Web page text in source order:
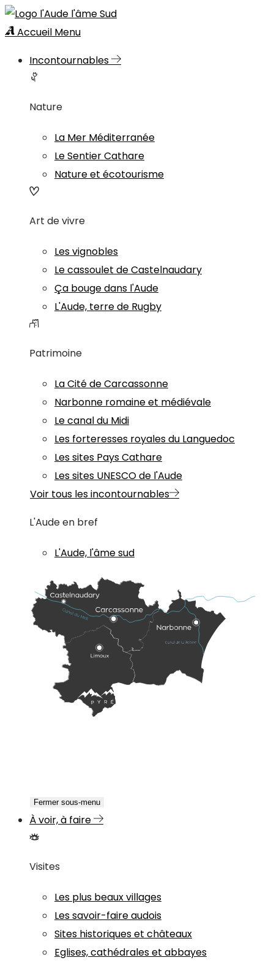
Accueil Menu
Incontournables
Nature
La Mer Méditerranée
Le Sentier Cathare
Nature et écotourisme
Art de vivre
Les vignobles
Le cassoulet de Castelnaudary
Ça bouge dans l'Aude
L'Aude, terre de Rugby
Patrimoine
La Cité de Carcassonne
Narbonne romaine et médiévale
Le canal du Midi
Les forteresses royales du Languedoc
Les sites Pays Cathare
Les sites UNESCO de l'Aude
Voir tous les incontournables
L'Aude en bref
L'Aude, l'âme sud
Fermer sous-menu
À voir, à faire
Visites
Les plus beaux villages
Les savoir-faire audois
Sites historiques et châteaux
Eglises, cathédrales et abbayes